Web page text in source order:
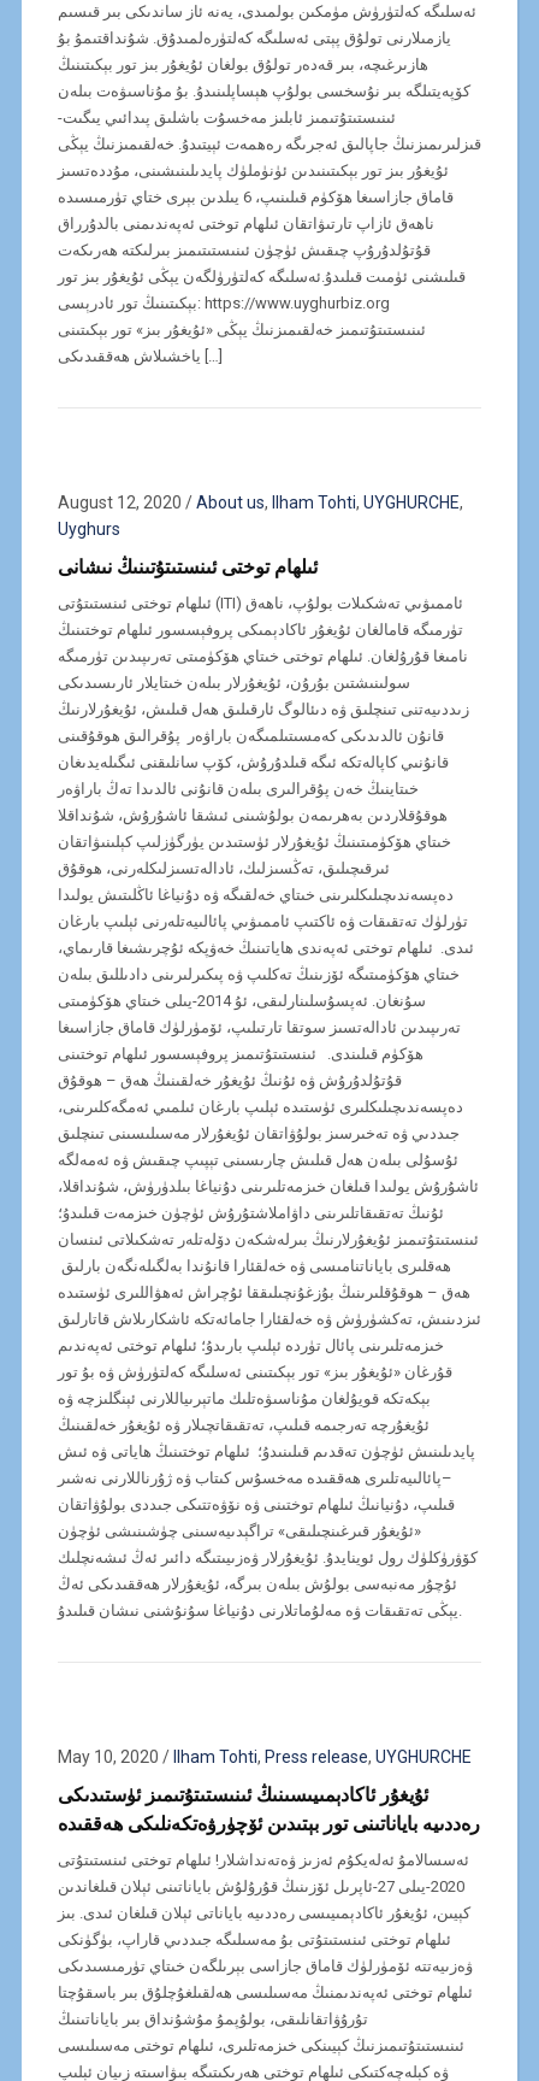
ئەسلىگە كەلتۈرۈش مۈمكىن بولمىدى، يەنە ئاز ساندىكى بىر قىسىم
يازمىلارنى تولۇق پېتى ئەسلىگە كەلتۈرەلمىدۇق. شۇنداقتىمۇ بۇ
ھازىرغىچە، بىر قەدەر تولۇق بولغان ئۇيغۇر بىز تور بېكىتىنىڭ
كۆپەيتىلگە بىر نۇسخسى بولۇپ ھېساپلىنىدۇ. بۇ مۇناسىۋەت بىلەن
ئىنىستىتۇتىمىز ئابلىز مەخسۇت باشلىق پىدائىي يىگىت-
قىزلىرىمىزنىڭ جاپالىق ئەجرىگە رەھمەت ئېيتىدۇ. خەلقىمىزنىڭ يېڭى
ئۇيغۇر بىز تور بېكىتىنىدىن ئۈنۈملۈك پايدىلىنىشىنى، مۇددەتسىز
قاماق جازاسىغا ھۆكۈم قىلىنىپ، 6 يىلدىن بېرى ختاي تۈرمىسىدە
ناھەق ئازاپ تارتىۋاتقان ئىلھام توختى ئەپەندىمنى بالدۇرراق
قۇتۇلدۇرۇپ چىقىش ئۈچۈن ئىنىستىتىمىز بىرلىكتە ھەرىكەت
قىلىشنى ئۈمىت قىلىدۇ.ئەسلىگە كەلتۈرۈلگەن يېڭى ئۇيغۇر بىز تور
بېكىتىنىڭ تور ئادرېسى: https://www.uyghurbiz.org
ئىنىستىتۇتىمىز خەلقىمىزنىڭ يېڭى «ئۇيغۇر بىز» تور بېكىتىنى
ياخشىلاش ھەققىدىكى […]
August 12, 2020 /About us, Ilham Tohti, UYGHURCHE,
Uyghurs
ئىلھام توختى ئىنستىتۇتىنىڭ نىشانى
ئىلھام توختى ئىنستىتۇتى (ITI) ئاممىۋىي تەشكىلات بولۇپ، ناھەق
تۈرمىگە قامالغان ئۇيغۇر ئاكادېمىكى پروفېسسور ئىلھام توختىنىڭ
نامىغا قۇرۇلغان. ئىلھام توختى خىتاي ھۆكۈمىتى تەرىپىدىن تۈرمىگە
سولىنىشتىن بۇرۇن، ئۇيغۇرلار بىلەن خىتايلار ئارىسىدىكى
زىددىيەتنى تىنچلىق ۋە دىئالوگ ئارقىلىق ھەل قىلىش، ئۇيغۇرلارنىڭ
قانۇن ئالدىدىكى كەمسىتىلمىگەن باراۋەر پۇقرالىق ھوقۇقىنى
قانۇنىي كاپالەتكە ئىگە قىلدۇرۇش، كۆپ سانلىقنى ئىگىلەيدىغان
خىتاينىڭ خەن پۇقرالىرى بىلەن قانۇنى ئالدىدا تەڭ باراۋەر
ھوقۇقلاردىن بەھرىمەن بولۇشىنى ئىشقا ئاشۇرۇش، شۇنداقلا
خىتاي ھۆكۈمىتىنىڭ ئۇيغۇرلار ئۈستىدىن يۈرگۈزلىپ كېلىنىۋاتقان
ئىرقىچىلىق، تەڭسىزلىك، ئادالەتسىزلىكلەرنى، ھوقۇق
دەپسەندىچىلىكلىرىنى خىتاي خەلقىگە ۋە دۇنياغا ئاڭلىتىش يولىدا
تۈرلۈك تەتقىقات ۋە ئاكتىپ ئاممىۋىي پائالىيەتلەرنى ئېلىپ بارغان
ئىدى. ئىلھام توختى ئەپەندى ھاياتىنىڭ خەۋپكە ئۇچرىشىغا قارىماي،
خىتاي ھۆكۈمىتىگە ئۆزىنىڭ تەكلىپ ۋە پىكىرلىرىنى دادىللىق بىلەن
سۇنغان. ئەپسۇسلىنارلىقى، ئۇ 2014-يىلى خىتاي ھۆكۈمىتى
تەرىپىدىن ئادالەتسىز سوتقا تارتىلىپ، ئۆمۈرلۈك قاماق جازاسىغا
ھۆكۈم قىلىندى. ئىنستىتۇتىمىز پروفېسسور ئىلھام توختىنى
قۇتۇلدۇرۇش ۋە ئۇنىڭ ئۇيغۇر خەلقىنىڭ ھەق – ھوقۇق
دەپسەندىچىلىكلىرى ئۈستىدە ئېلىپ بارغان ئىلمىي ئەمگەكلىرىنى،
جىددىي ۋە تەخىرسىز بولۇۋاتقان ئۇيغۇرلار مەسىلىسىنى تىنچلىق
ئۇسۇلى بىلەن ھەل قىلىش چارىسىنى تېپىپ چىقىش ۋە ئەمەلگە
ئاشۇرۇش يولىدا قىلغان خىزمەتلىرىنى دۇنياغا بىلدۈرۈش، شۇنداقلا،
ئۇنىڭ تەتقىقاتلىرىنى داۋاملاشتۇرۇش ئۈچۈن خىزمەت قىلىدۇ؛
ئىنستىتۇتىمىز ئۇيغۇرلارنىڭ بىرلەشكەن دۆلەتلەر تەشكىلاتى ئىنسان
ھەقلىرى باياناتنامىسى ۋە خەلقئارا قانۇندا بەلگىلەنگەن بارلىق
ھەق – ھوقۇقلىرىنىڭ بۇزغۇنچىلىققا ئۇچراش ئەھۋاللىرى ئۈستىدە
ئىزدىنىش، تەكشۈرۈش ۋە خەلقئارا جامائەتكە ئاشكارىلاش قاتارلىق
خىزمەتلىرىنى پائال تۈردە ئېلىپ بارىدۇ؛ ئىلھام توختى ئەپەندىم
قۇرغان «ئۇيغۇر بىز» تور بېكىتىنى ئەسلىگە كەلتۈرۈش ۋە بۇ تور
بېكەتكە قويۇلغان مۇناسىۋەتلىك ماتېرىياللارنى ئېنگلىزچە ۋە
ئۇيغۇرچە تەرجىمە قىلىپ، تەتقىقاتچىلار ۋە ئۇيغۇر خەلقىنىڭ
پايدىلىنىش ئۈچۈن تەقدىم قىلىنىدۇ؛ ئىلھام توختىنىڭ ھاياتى ۋە ئىش
–پائالىيەتلىرى ھەققىدە مەخسۇس كىتاب ۋە ژۇرناللارنى نەشىر
قىلىپ، دۇنيانىڭ ئىلھام توختىنى ۋە نۆۋەتتىكى جىددى بولۇۋاتقان
«ئۇيغۇر قىرغىنچىلىقى» تراگېدىيەسىنى چۈشىنىشى ئۈچۈن
كۆۋرۈكلۈك رول ئوينايدۇ. ئۇيغۇرلار ۋەزىيىتىگە دائىر ئەڭ ئىشەنچلىك
ئۇچۇر مەنبەسى بولۇش بىلەن بىرگە، ئۇيغۇرلار ھەققىدىكى ئەڭ
May 10, 2020 / Ilham Tohti, Press release, UYGHURCHE
ئۇيغۇر ئاكادېمىيىسىنىڭ ئىنىستىتۇتىمىز ئۈستىدىكى
رەددىيە باياناتىنى تور بېتىدىن ئۆچۈرۋەتكەنلىكى ھەققىدە
ئەسسالامۇ ئەلەيكۇم ئەزىز ۋەتەنداشلار! ئىلھام توختى ئىنستىتۇتى
2020-يىلى 27-ئاپرىل ئۆزىنىڭ قۇرۇلۇش باياناتىنى ئېلان قىلغاندىن
كېيىن، ئۇيغۇر ئاكادېمىيىسى رەددىيە باياناتى ئېلان قىلغان ئىدى. بىز
ئىلھام توختى ئىنستىتۇتى بۇ مەسىلىگە جىددىي قاراپ، بۈگۈنكى
ۋەزىيەتتە ئۆمۈرلۈك قاماق جازاسى بېرىلگەن خىتاي تۈرمىسىدىكى
ئىلھام توختى ئەپەندىمنىڭ مەسىلىسى ھەلقىلغۇچلۇق بىر باسقۇچتا
تۇرۇۋاتقانلىقى، بولۇپمۇ مۇشۇنداق بىر باياناتىنىڭ
ئىنىستىتۇتىمىزنىڭ كېيىنكى خىزمەتلىرى، ئىلھام توختى مەسىلىسى
ۋە كېلەچەكتىكى ئىلھام توختى ھەرىكىتىگە بىۋاسىتە زىيان ئېلىپ